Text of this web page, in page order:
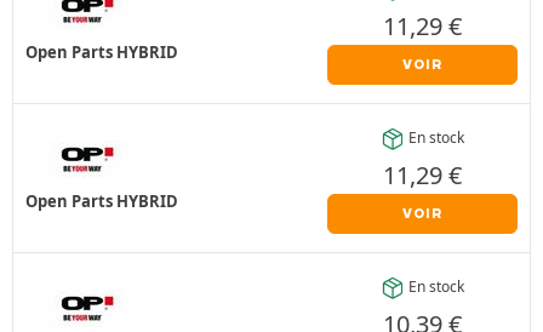
Open Parts HYBRID
11,29€
VOIR
Open Parts HYBRID
En stock
11,29€
VOIR
En stock
10,39€